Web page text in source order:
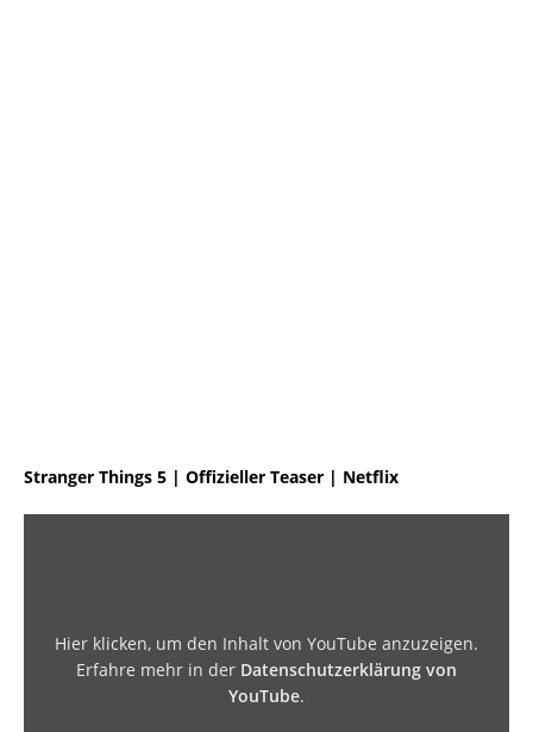
Stranger Things 5 | Offizieller Teaser | Netflix
Hier klicken, um den Inhalt von YouTube anzuzeigen.
Erfahre mehr in der Datenschutzerklärung von
YouTube.